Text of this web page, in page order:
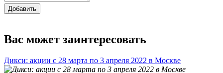
Добавить
Вас может заинтересовать
Дикси: акции с 28 марта по 3 апреля 2022 в Москве